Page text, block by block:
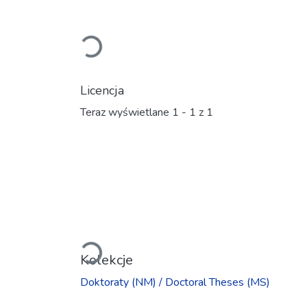
Ładowanie...
Licencja
Teraz wyświetlane 1 - 1 z 1
Ładowanie...
Kolekcje
Doktoraty (NM) / Doctoral Theses (MS)